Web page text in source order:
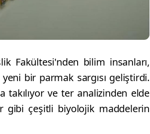
Fakültesi'nden bilim insanları,
yeni bir parmak sargısı geliştirdi.
takılıyor ve ter analizinden elde
gibi çeşitli biyolojik maddelerin